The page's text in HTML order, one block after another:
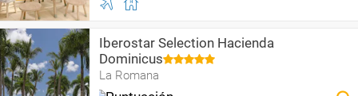
Iberostar Selection Hacienda
Dominicus
La Romana